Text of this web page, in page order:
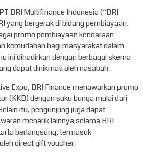
BRI Multifinance Indonesia (“BRI
yang bergerak di bidang pembiayaan,
promo pembiayaan kendaraan
kemudahan bagi masyarakat dalam
ini dihadirkan dengan berbagai skema
dapat dinikmati oleh nasabah.
Expo, BRI Finance menawarkan promo
(KKB) dengan suku bunga mulai dari
itu, pengunjung juga dapat
menarik lainnya selama BRI
berlangsung, termasuk
direct gift voucher.